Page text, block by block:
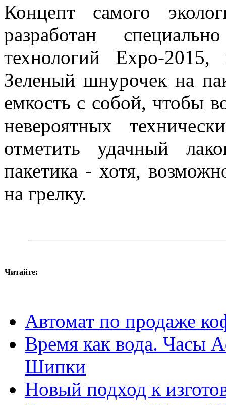
Концепт самого
разработан
технологий Expo-
Зеленый шнурочек на
емкость с собой, чтобы
невероятных
отметить удачный
пакетика - хотя,
на грелку.
Читайте:
Автомат по продаже
Время как вода. Часы
Шипки
Новый подход к